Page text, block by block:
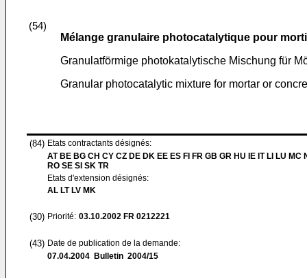
(54)
Mélange granulaire photocatalytique pour
Granulatförmige photokatalytische Mischung für
Granular photocatalytic mixture for mortar or
(84) Etats contractants désignés:
AT BE BG CH CY CZ DE DK EE ES FI FR GB GR HU IE IT LI LU MC
RO SE SI SK TR
Etats d'extension désignés:
AL LT LV MK
(30) Priorité: 03.10.2002 FR 0212221
(43) Date de publication de la demande:
07.04.2004 Bulletin 2004/15